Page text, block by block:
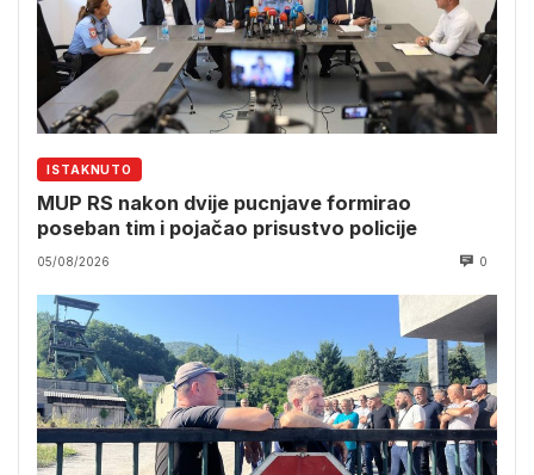
ISTAKNUTO
MUP RS nakon dvije pucnjave formirao
poseban tim i pojačao prisustvo policije
05/08/2026 0